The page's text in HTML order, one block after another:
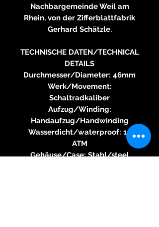
Nachbargemeinde Weil am
Rhein, von der Zifferblattfabrik
Gerhard Schätzle.
TECHNISCHE DATEN/TECHNICAL
DETAILS
Durchmesser/Diameter: 46mm
Werk/Movement:
Schaltradkaliber
Aufzug/Winding:
Handaufzug/Handwinding
Wasserdicht/waterproof: 10
ATM
Gehäuse/Case: Stahl/steel